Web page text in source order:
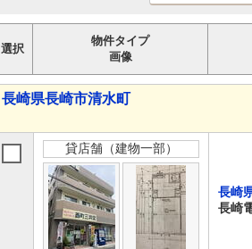
選択
物件タイプ
画像
長崎県長崎市清水町
貸店舗（建物一部）
長崎
長崎